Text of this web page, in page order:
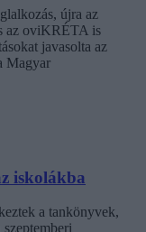
újra az
az oviKRÉTA is
javasolta az
Magyar
iskolákba
a tankönyvek,